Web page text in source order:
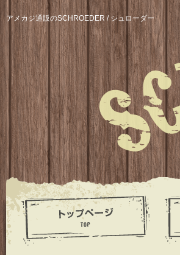
アメカジ通販のSCHROEDER / シュローダー